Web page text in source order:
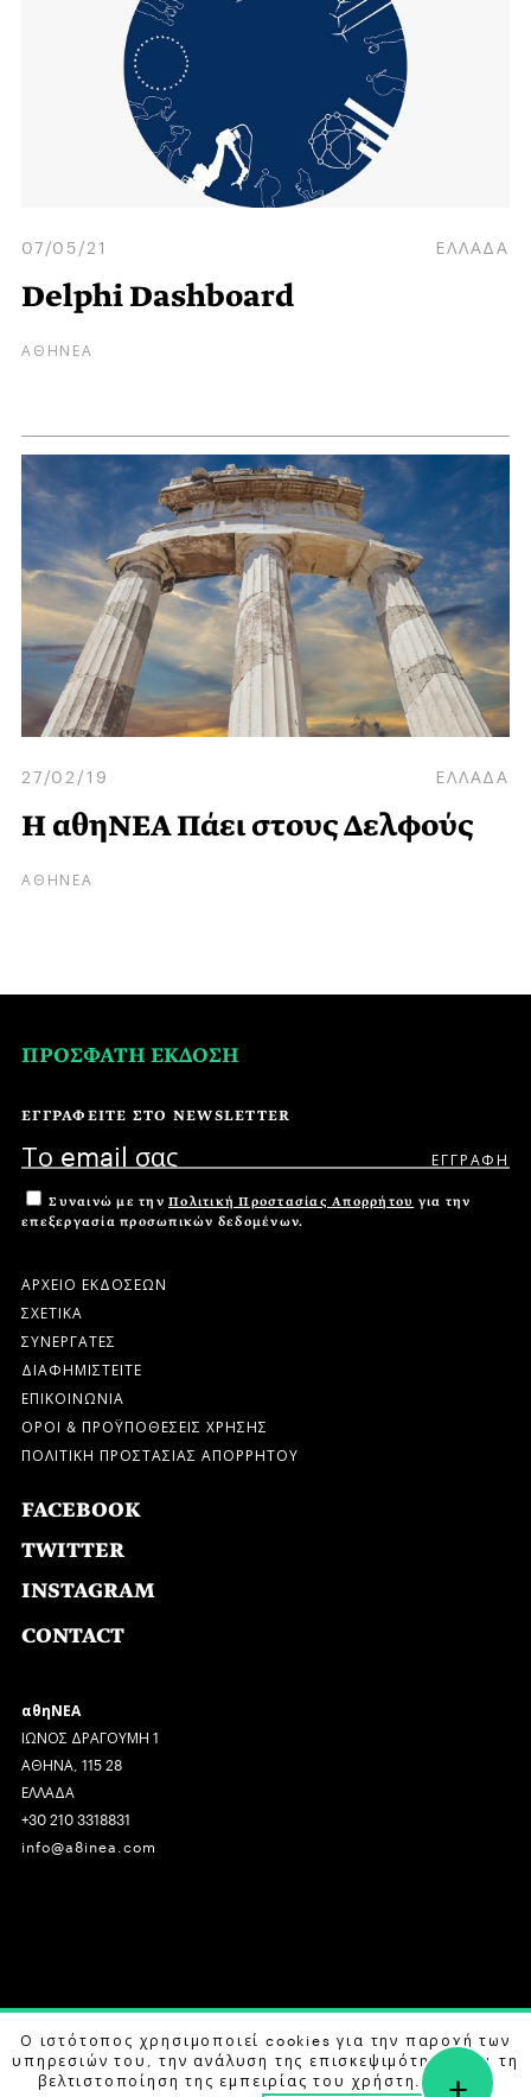
07/05/21 ΕΛΛΑΔΑ
Delphi Dashboard
ΑΘΗΝΕΑ
27/02/19 ΕΛΛΑΔΑ
Η αθηΝΕΑ Πάει στους Δελφούς
ΑΘΗΝΕΑ
ΠΡΟΣΦΑΤΗ ΕΚΔΟΣΗ
ΕΓΓΡΑΦΕΙΤΕ ΣΤΟ NEWSLETTER
Συναινώ με την Πολιτική Προστασίας Απορρήτου για την
επεξεργασία προσωπικών δεδομένων.
ΑΡΧΕΙΟ ΕΚΔΟΣΕΩΝ
ΣΧΕΤΙΚΑ
ΣΥΝΕΡΓΑΤΕΣ
ΔΙΑΦΗΜΙΣΤΕΙΤΕ
ΕΠΙΚΟΙΝΩΝΙΑ
ΟΡΟΙ & ΠΡΟΫΠΟΘΕΣΕΙΣ ΧΡΗΣΗΣ
ΠΟΛΙΤΙΚΗ ΠΡΟΣΤΑΣΙΑΣ ΑΠΟΡΡΗΤΟΥ
FACEBOOK
TWITTER
INSTAGRAM
CONTACT
αθηΝΕΑ
ΙΩΝΟΣ ΔΡΑΓΟΥΜΗ 1
ΑΘΗΝΑ, 115 28
ΕΛΛΑΔΑ
+30 210 3318831
info@a8inea.com
COPYRIGHT © 2026 αθηΝΕΑ, ALL RIGHTS RESERVED.
DESIGN BY G DESIGN STUDIO. DEVELOPED BYB LABS
Ο ιστότοπος χρησιμοποιεί cookies για την παροχή των
υπηρεσιών του, την ανάλυση της επισκεψιμότητας και τη
βελτιστοποίηση της εμπειρίας του χρήστη. Μάθετε
+